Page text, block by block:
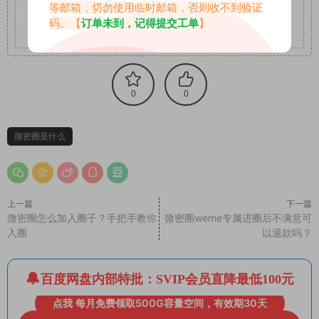
7-zip；安卓：zarchiver；苹果：解压专家
其它更多疑问请查看站内帮助中心！
0 0
微密圈是什么
上一篇
微密圈怎么加入圈子？手把手教你
入圈
下一篇
微密圈weme专属进圈后不满意可
以退款吗？
百度网盘内部特批：SVIP会员直降最低100元
点我 每月免费领取500G容量空间，有效期30天
等邮箱，切勿使用临时邮箱，否则收不到验证
码。【订单未到，记得提交工单】